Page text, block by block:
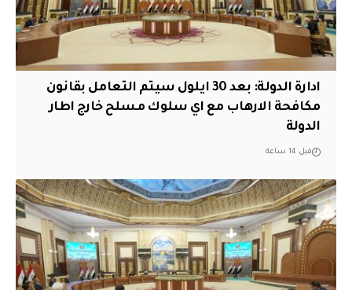
ادارة الدولة: بعد 30 ايلول سيتم التعامل بقانون
مكافحة الارهاب مع اي سلوك مسلح خارج اطار
الدولة
قبل 14 ساعة